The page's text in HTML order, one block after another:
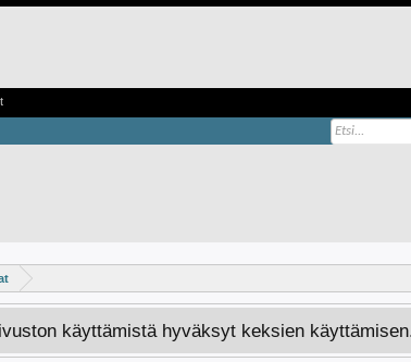
käyttämistä hyväksyt keksien